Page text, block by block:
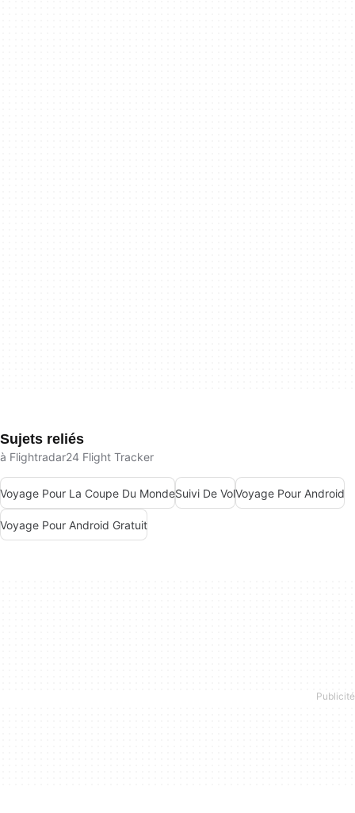
Sujets reliés
à Flightradar24 Flight Tracker
Voyage Pour La Coupe Du MondeSuivi De VolVoyage Pour Android
Voyage Pour Android Gratuit